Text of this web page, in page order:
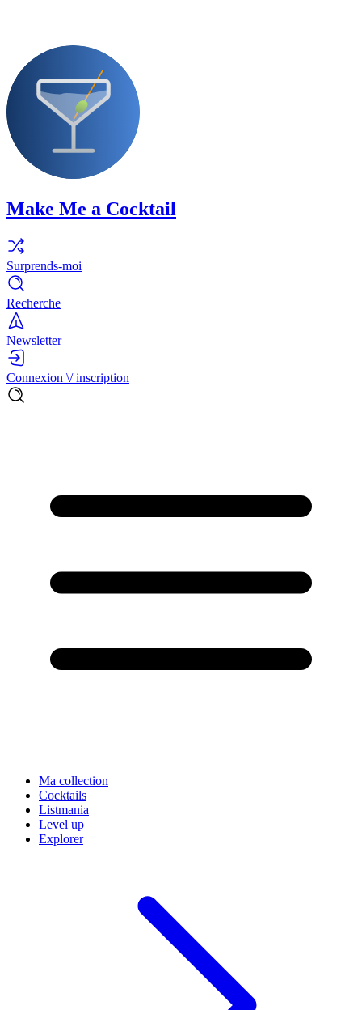
Make Me a Cocktail
Surprends-moi
Recherche
Newsletter
Connexion \/ inscription
Ma collection
Cocktails
Listmania
Level up
Explorer